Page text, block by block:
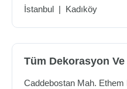
İstanbul | Kadıköy
Tüm Dekorasyon
Caddebostan Mah. Ethem